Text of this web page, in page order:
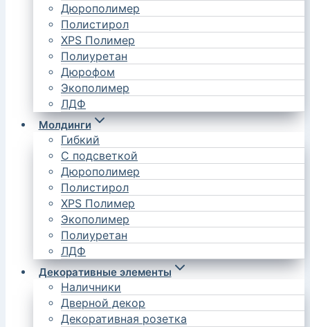
Дюрополимер
Полистирол
XPS Полимер
Полиуретан
Дюрофом
Экополимер
ЛДФ
Молдинги
Гибкий
С подсветкой
Дюрополимер
Полистирол
XPS Полимер
Экополимер
Полиуретан
ЛДФ
Декоративные элементы
Наличники
Дверной декор
Декоративная розетка